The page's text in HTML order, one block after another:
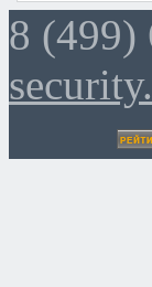
8 (499)